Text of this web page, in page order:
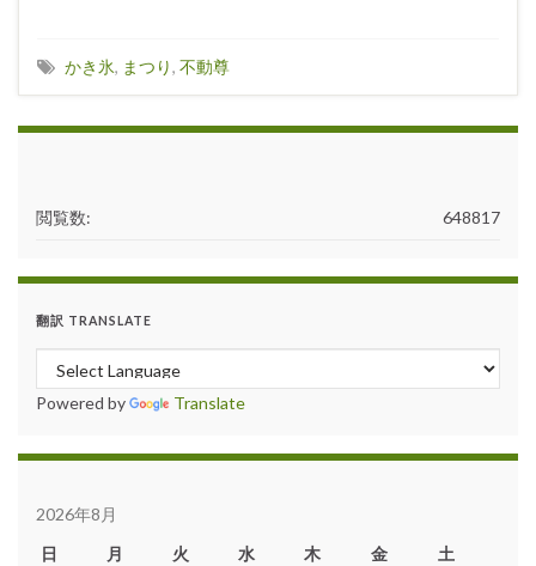
かき氷, まつり, 不動尊
648817
閲覧数:
翻訳 TRANSLATE
Powered by Translate
2026年8月
日
月 火 水 木 金 土